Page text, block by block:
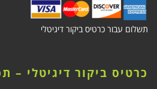
תשלום עבור כרטיס ביקור דיגיטלי
כרטיס ביקור דיגיטלי –